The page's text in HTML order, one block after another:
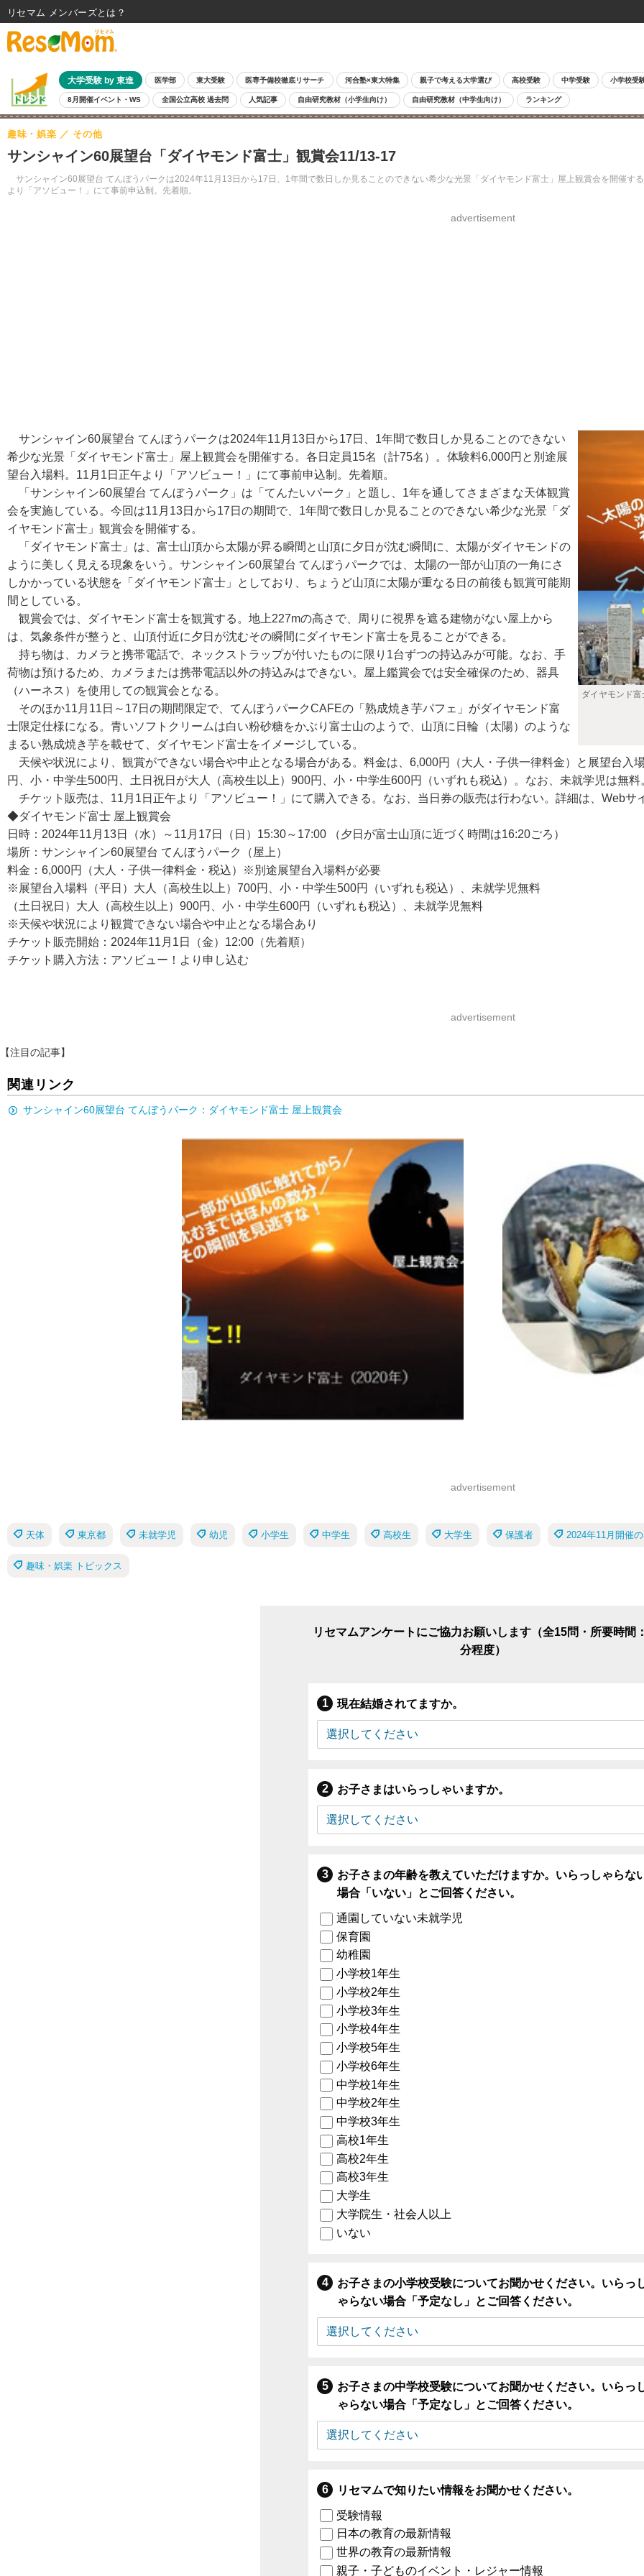
大学受験 by 東進 医学部 東大受験 医専予備校徹底リサーチ 河合塾×東大特集 親子で考える大学選び 高校受験 中学受験 小学校受
8月開催イベント・WS 全国公立高校 過去問 人気記事 自由研究教材（小学生向け） 自由研究教材（中学生向け） ランキング
サンシャイン60展望台「ダイヤモンド富士」観賞会11/13-17
サンシャイン60展望台 てんぼうパークは2024年11月13日から17日、1年間で数日しか見ることのできない希少な光景「ダイヤモンド富士」屋上観賞会を開催す
より「アソビュー！」にて事前申込制。先着順。
趣味・娯楽 その他
advertisement
ダイヤモンド
サンシャイン60展望台 てんぼうパークは2024年11月13日から17日、1年間で数日しか見ることのできない
希少な光景「ダイヤモンド富士」屋上観賞会を開催する。各日定員15名（計75名）。体験料6,000円と別途展
望台入場料。11月1日正午より「アソビュー！」にて事前申込制。先着順。
「サンシャイン60展望台 てんぼうパーク」は「てんたいパーク」と題し、1年を通してさまざまな天体観賞
会を実施している。今回は11月13日から17日の期間で、1年間で数日しか見ることのできない希少な光景「ダ
イヤモンド富士」観賞会を開催する。
「ダイヤモンド富士」は、富士山頂から太陽が昇る瞬間と山頂に夕日が沈む瞬間に、太陽がダイヤモンドの
ように美しく見える現象をいう。サンシャイン60展望台 てんぼうパークでは、太陽の一部が山頂の一角にさ
しかかっている状態を「ダイヤモンド富士」としており、ちょうど山頂に太陽が重なる日の前後も観賞可能期
間としている。
観賞会では、ダイヤモンド富士を観賞する。地上227mの高さで、周りに視界を遮る建物がない屋上から
は、気象条件が整うと、山頂付近に夕日が沈むその瞬間にダイヤモンド富士を見ることができる。
持ち物は、カメラと携帯電話で、ネックストラップが付いたものに限り1台ずつの持込みが可能。なお、手
荷物は預けるため、カメラまたは携帯電話以外の持込みはできない。屋上鑑賞会では安全確保のため、器具
（ハーネス）を使用しての観賞会となる。
そのほか11月11日～17日の期間限定で、てんぼうパークCAFEの「熟成焼き芋パフェ」がダイヤモンド富
士限定仕様になる。青いソフトクリームは白い粉砂糖をかぶり富士山のようで、山頂に日輪（太陽）のような
まるい熟成焼き芋を載せて、ダイヤモンド富士をイメージしている。
天候や状況により、観賞ができない場合や中止となる場合がある。料金は、6,000円（大人・子供一律料金）と展望台入
円、小・中学生500円、土日祝日が大人（高校生以上）900円、小・中学生600円（いずれも税込）。なお、未就学児は無
チケット販売は、11月1日正午より「アソビュー！」にて購入できる。なお、当日券の販売は行わない。詳細は、Webサ
◆ダイヤモンド富士 屋上観賞会
日時：2024年11月13日（水）～11月17日（日）15:30～17:00 （夕日が富士山頂に近づく時間は16:20ごろ）
場所：サンシャイン60展望台 てんぼうパーク（屋上）
料金：6,000円（大人・子供一律料金・税込）※別途展望台入場料が必要
※展望台入場料（平日）大人（高校生以上）700円、小・中学生500円（いずれも税込）、未就学児無料
（土日祝日）大人（高校生以上）900円、小・中学生600円（いずれも税込）、未就学児無料
※天候や状況により観賞できない場合や中止となる場合あり
チケット販売開始：2024年11月1日（金）12:00（先着順）
チケット購入方法：アソビュー！より申し込む
advertisement
【注目の記事】
関連リンク
サンシャイン60展望台 てんぼうパーク：ダイヤモンド富士 屋上観賞会
advertisement
天体 東京都 未就学児 幼児 小学生 中学生 高校生 大学生 保護者 2024年11月開催
趣味・娯楽 トピックス
リセマムアンケートにご協力お願いします（全15問・所要時間
分程度）
現在結婚されてますか。
お子さまはいらっしゃいますか。
お子さまの年齢を教えていただけますか。いらっしゃらな
場合「いない」とご回答ください。
通園していない未就学児
保育園
幼稚園
小学校1年生
小学校2年生
小学校3年生
小学校4年生
小学校5年生
小学校6年生
中学校1年生
中学校2年生
中学校3年生
高校1年生
高校2年生
高校3年生
大学生
大学院生・社会人以上
いない
お子さまの小学校受験についてお聞かせください。いらっ
ゃらない場合「予定なし」とご回答ください。
お子さまの中学校受験についてお聞かせください。いらっ
ゃらない場合「予定なし」とご回答ください。
リセマムで知りたい情報をお聞かせください。
受験情報
日本の教育の最新情報
世界の教育の最新情報
親子・子どものイベント・レジャー情報
リセマム メンバーズ